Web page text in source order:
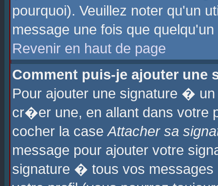
pourquoi). Veuillez noter qu'un
message une fois que
Revenir en haut de page
Comment puis-je ajouter une
Pour ajouter une signature �
cr�er une, en allant dans
cocher la caseAttacher sa
message pour ajouter votre
signature � tous vos